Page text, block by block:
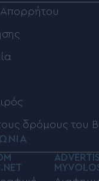
Απορρήτου
δρόμους του